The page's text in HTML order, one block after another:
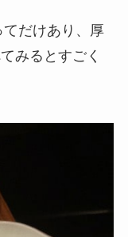
だけあり、厚
みるとすごく